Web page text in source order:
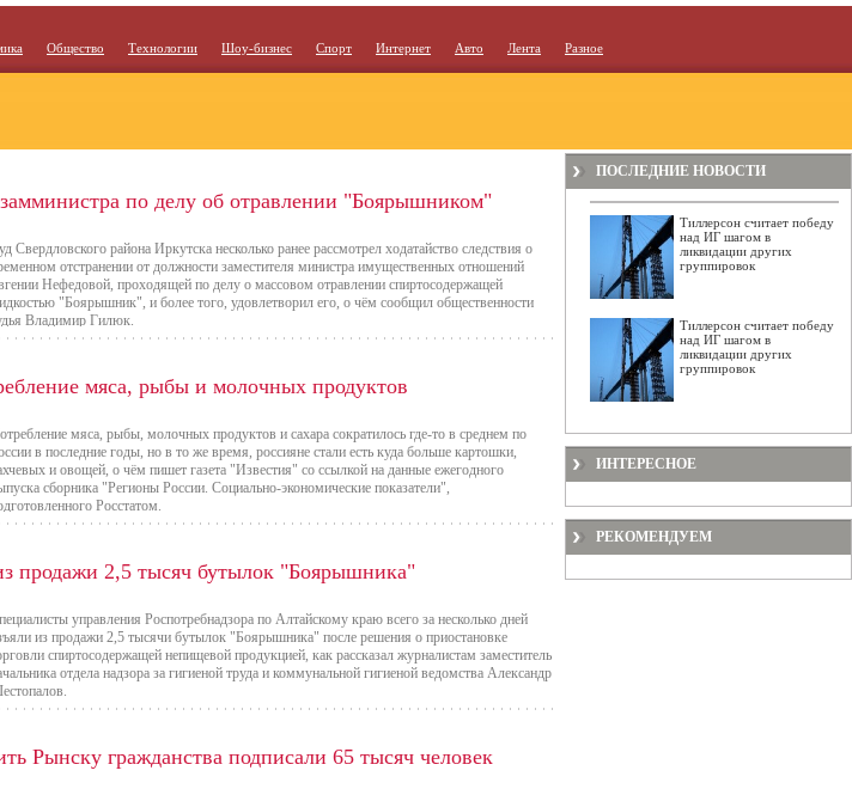
Общество Технологии Шоу-бизнес Спорт Интернет Авто Лента Разное
по делу об отравлении "Боярышником"
Свердловского района Иркутска несколько ранее рассмотрел ходатайство следствия о
отстранении от должности заместителя министра имущественных отношений
Нефедовой, проходящей по делу о массовом отравлении спиртосодержащей
"Боярышник", и более того, удовлетворил его, о чём сообщил общественности
Владимир Гилюк.
мяса, рыбы и молочных продуктов
мяса, рыбы, молочных продуктов и сахара сократилось где-то в среднем по
в последние годы, но в то же время, россияне стали есть куда больше картошки,
и овощей, о чём пишет газета "Известия" со ссылкой на данные ежегодного
сборника "Регионы России. Социально-экономические показатели",
Росстатом.
продажи 2,5 тысяч бутылок "Боярышника"
управления Роспотребнадзора по Алтайскому краю всего за несколько дней
из продажи 2,5 тысячи бутылок "Боярышника" после решения о приостановке
спиртосодержащей непищевой продукцией, как рассказал журналистам заместитель
отдела надзора за гигиеной труда и коммунальной гигиеной ведомства Александр
Рынску гражданства подписали 65 тысяч человек
ПОСЛЕДНИЕ НОВОСТИ
Тиллерсон считает победу
над ИГ шагом в
ликвидации других
группировок
Тиллерсон считает победу
над ИГ шагом в
ликвидации других
группировок
ИНТЕРЕСНОЕ
РЕКОМЕНДУЕМ